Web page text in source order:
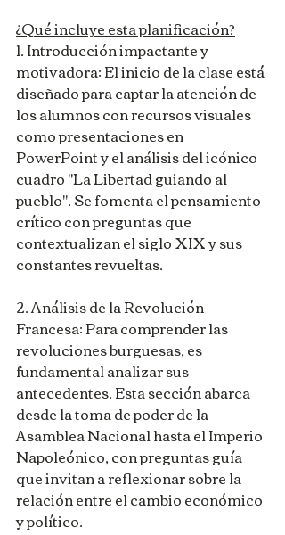
¿Qué incluye esta planificación?
1. Introducción impactante y
motivadora: El inicio de la clase está
diseñado para captar la atención de
los alumnos con recursos visuales
como presentaciones en
PowerPoint y el análisis del icónico
cuadro "La Libertad guiando al
pueblo". Se fomenta el pensamiento
crítico con preguntas que
contextualizan el siglo XIX y sus
constantes revueltas.
2. Análisis de la Revolución
Francesa: Para comprender las
revoluciones burguesas, es
fundamental analizar sus
antecedentes. Esta sección abarca
desde la toma de poder de la
Asamblea Nacional hasta el Imperio
Napoleónico, con preguntas guía
que invitan a reflexionar sobre la
relación entre el cambio económico
y político.